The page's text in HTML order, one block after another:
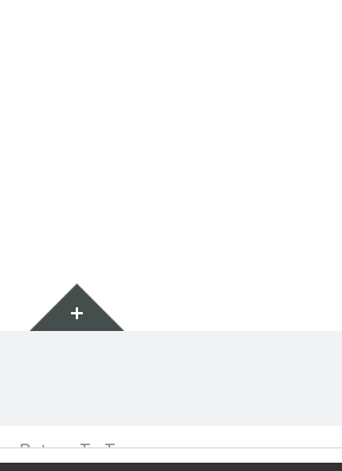
Widget
Return To Top